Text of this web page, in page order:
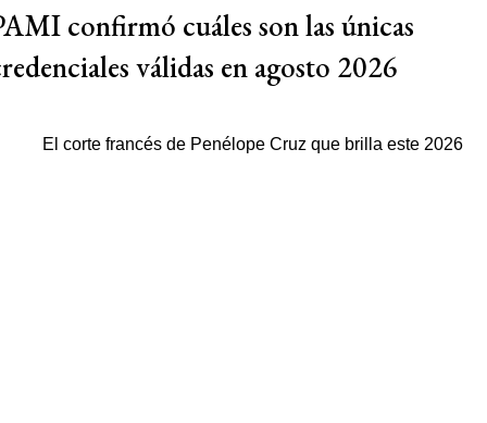
confirmó cuáles son las únicas
válidas en agosto 2026